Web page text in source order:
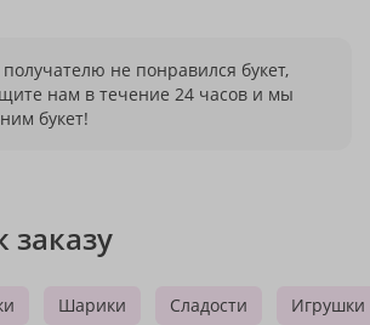
получателю не понравился букет,
нам в течение 24 часов и мы
букет!
заказу
Шарики Сладости Игрушки